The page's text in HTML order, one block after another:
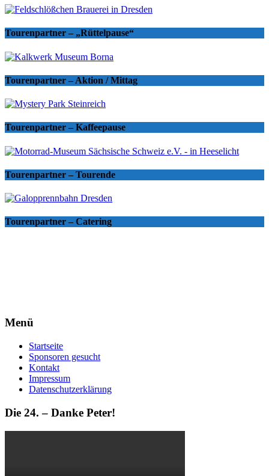
Tourenpartner – „Rüttelpause“
Tourenpartner – Aktion / Mittag
Tourenpartner – Kaffeepause
Tourenpartner – Tourende
Tourenpartner – Catering
Menü
Startseite
Sponsoren gesucht
Kontakt
Impressum
Datenschutzerklärung
Die 24. – Danke Peter!